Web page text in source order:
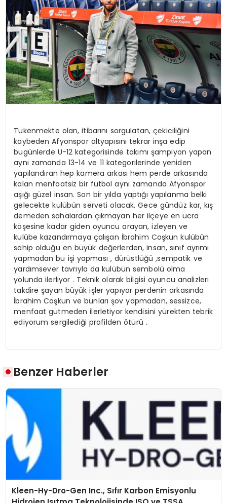
Tükenmekte olan, itibarını sorgulatan, çekiciliğini
kaybeden Afyonspor altyapısını tekrar inşa edip
bugünlerde U-12 kategorisinde takımı şampiyon yapan
aynı zamanda 13-14 ve 11 kategorilerinde yeniden
yapılandıran hep kamera arkası hem perde arkasında
kalan menfaatsiz bir futbol aynı zamanda Afyonspor
aşığı güzel insan. Son bir yılda yaptığı yapılanma belki
gelecekte kulübün serveti olacak. Gece gündüz kar, kış
demeden sahalardan çıkmayan her ilçeye en ücra
köşesine kadar giden oyuncu arayan, izleyen ve
kulübe kazandırmaya çalışan İbrahim Coşkun kulübün
sahip olduğu en büyük değerlerden, insan, sınıf ayrımı
yapmadan bu işi yapması , dürüstlüğü ,sempatik ve
yardımsever tavrıyla da kulübün sembolü olma
yolunda ilerliyor . Teknik olarak bilgisi oyuncu analizleri
takdire şayan büyük işler yapıyor perdenin arkasında
İbrahim Coşkun ve bunları şov yapmadan, sessizce,
menfaat gütmeden ilerletiyor kendisini yürekten tebrik
ediyorum sergilediği profilden ötürü .
Benzer Haberler
Kleen-Hy-Dro-Gen Inc., Sıfır Karbon Emisyonlu